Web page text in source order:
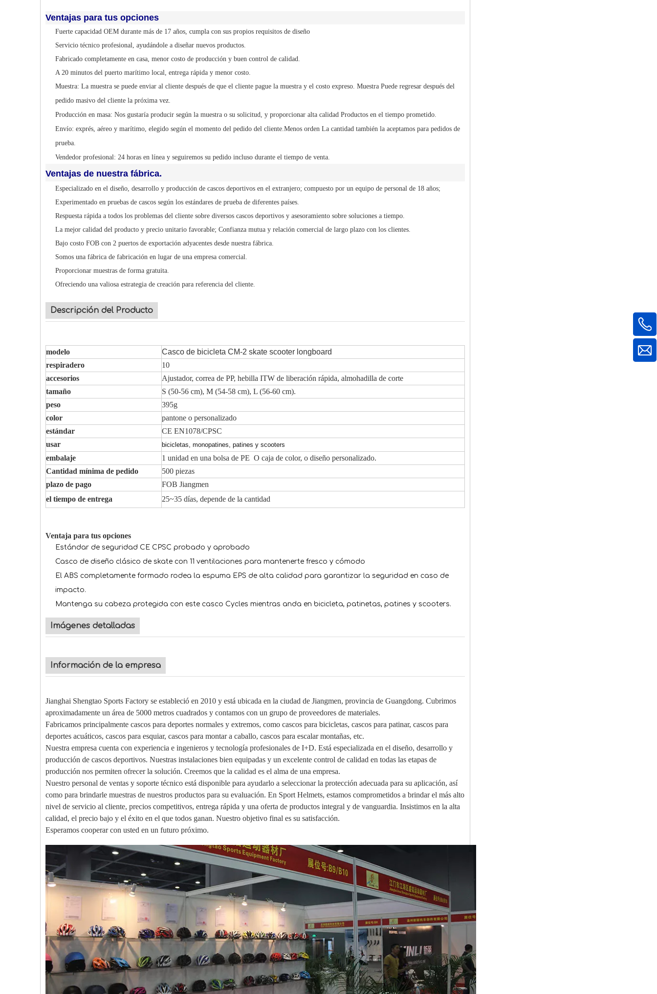
Ventajas para tus opciones
Fuerte capacidad OEM durante más de 17 años, cumpla con sus propios requisitos de diseño
Servicio técnico profesional, ayudándole a diseñar nuevos productos.
Fabricado completamente en casa, menor costo de producción y buen control de calidad.
A 20 minutos del puerto marítimo local, entrega rápida y menor costo.
Muestra: La muestra se puede enviar al cliente después de que el cliente pague la muestra y el costo expreso. Muestra Puede regresar después del
pedido masivo del cliente la próxima vez.
Producción en masa: Nos gustaría producir según la muestra o su solicitud, y proporcionar alta calidad Productos en el tiempo prometido.
Envío: exprés, aéreo y marítimo, elegido según el momento del pedido del cliente.Menos orden La cantidad también la aceptamos para pedidos de
prueba.
Vendedor profesional: 24 horas en línea y seguiremos su pedido incluso durante el tiempo de venta.
Ventajas de nuestra fábrica.
Especializado en el diseño, desarrollo y producción de cascos deportivos en el extranjero; compuesto por un equipo de personal de 18 años;
Experimentado en pruebas de cascos según los estándares de prueba de diferentes países.
Respuesta rápida a todos los problemas del cliente sobre diversos cascos deportivos y asesoramiento sobre soluciones a tiempo.
La mejor calidad del producto y precio unitario favorable; Confianza mutua y relación comercial de largo plazo con los clientes.
Bajo costo FOB con 2 puertos de exportación adyacentes desde nuestra fábrica.
Somos una fábrica de fabricación en lugar de una empresa comercial.
Proporcionar muestras de forma gratuita.
Ofreciendo una valiosa estrategia de creación para referencia del cliente.
Descripción del Producto
modelo
Casco de bicicleta CM-2 skate scooter longboard
respiradero
10
accesorios
Ajustador, correa de PP, hebilla ITW de liberación rápida, almohadilla de corte
tamaño
S (50-56 cm), M (54-58 cm), L (56-60 cm).
peso
395g
color
pantone o personalizado
estándar
CE EN1078/CPSC
usar
bicicletas, monopatines, patines y scooters
embalaje
1 unidad en una bolsa de PE O caja de color, o diseño personalizado.
Cantidad mínima de pedido
500 piezas
plazo de pago
FOB Jiangmen
el tiempo de entrega
25~35 días, depende de la cantidad
Ventaja para tus opciones
Estándar de seguridad CE CPSC probado y aprobado
Casco de diseño clásico de skate con 11 ventilaciones para mantenerte fresco y cómodo
El ABS completamente formado rodea la espuma EPS de alta calidad para garantizar la seguridad en caso de
impacto.
Mantenga su cabeza protegida con este casco Cycles mientras anda en bicicleta, patinetas, patines y scooters.
Imágenes detalladas
Información de la empresa
Jianghai Shengtao Sports Factory se estableció en 2010 y está ubicada en la ciudad de Jiangmen, provincia de Guangdong. Cubrimos
aproximadamente un área de 5000 metros cuadrados y contamos con un grupo de proveedores de materiales.
Fabricamos principalmente cascos para deportes normales y extremos, como cascos para bicicletas, cascos para patinar, cascos para
deportes acuáticos, cascos para esquiar, cascos para montar a caballo, cascos para escalar montañas, etc.
Nuestra empresa cuenta con experiencia e ingenieros y tecnología profesionales de I+D. Está especializada en el diseño, desarrollo y
producción de cascos deportivos. Nuestras instalaciones bien equipadas y un excelente control de calidad en todas las etapas de
producción nos permiten ofrecer la solución. Creemos que la calidad es el alma de una empresa.
Nuestro personal de ventas y soporte técnico está disponible para ayudarlo a seleccionar la protección adecuada para su aplicación, así
como para brindarle muestras de nuestros productos para su evaluación. En Sport Helmets, estamos comprometidos a brindar el más alto
nivel de servicio al cliente, precios competitivos, entrega rápida y una oferta de productos integral y de vanguardia. Insistimos en la alta
calidad, el precio bajo y el éxito en el que todos ganan. Nuestro objetivo final es su satisfacción.
Esperamos cooperar con usted en un futuro próximo.